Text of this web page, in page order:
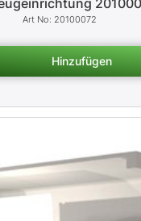
20100072